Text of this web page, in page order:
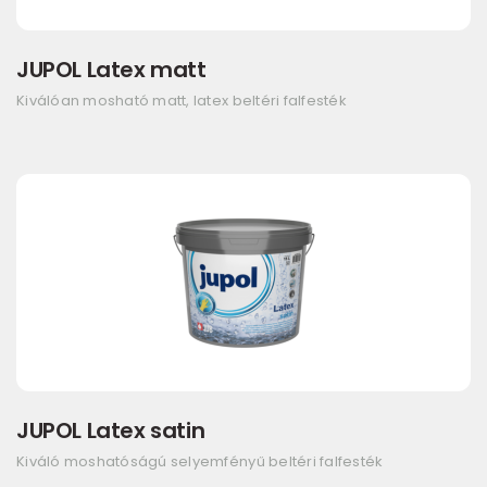
JUPOL Latex matt
Kiválóan mosható matt, latex beltéri falfesték
JUPOL Latex satin
Kiváló moshatóságú selyemfényű beltéri falfesték